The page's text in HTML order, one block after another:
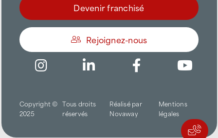
Devenir franchisé
Rejoignez-nous
Copyright ©
2025
Tous droits
réservés
Réalisé par
Novaway
Mentions
légales
Trouver une agence